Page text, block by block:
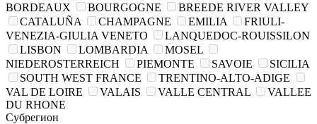
BORDEAUX
BOURGOGNE
BREEDE RIVER VALLEY
CATALUÑA
CHAMPAGNE EMILIA
FRIULI-
VENEZIA-GIULIA VENETO
LANQUEDOC-ROUISSILON
LISBON
LOMBARDIA
MOSEL
NIEDEROSTERREICH
PIEMONTE SAVOIE
SICILIA
SOUTH WEST FRANCE
TRENTINO-ALTO-ADIGE
VAL DE LOIRE
VALAIS VALLE CENTRAL
VALLEE
DU RHONE
Субрегион